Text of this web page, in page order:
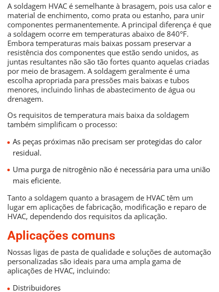
A soldagem HVAC é semelhante à brasagem, pois usa calor e
material de enchimento, como prata ou estanho, para unir
componentes permanentemente. A principal diferença é que
a soldagem ocorre em temperaturas abaixo de 840°F.
Embora temperaturas mais baixas possam preservar a
resistência dos componentes que estão sendo unidos, as
juntas resultantes não são tão fortes quanto aquelas criadas
por meio de brasagem. A soldagem geralmente é uma
escolha apropriada para pressões mais baixas e tubos
menores, incluindo linhas de abastecimento de água ou
drenagem.
Os requisitos de temperatura mais baixa da soldagem
também simplificam o processo:
As peças próximas não precisam ser protegidas do calor
residual.
Uma purga de nitrogênio não é necessária para uma união
mais eficiente.
Tanto a soldagem quanto a brasagem de HVAC têm um
lugar em aplicações de fabricação, modificação e reparo de
HVAC, dependendo dos requisitos da aplicação.
Aplicações comuns
Nossas ligas de pasta de qualidade e soluções de automação
personalizadas são ideais para uma ampla gama de
aplicações de HVAC, incluindo:
Distribuidores